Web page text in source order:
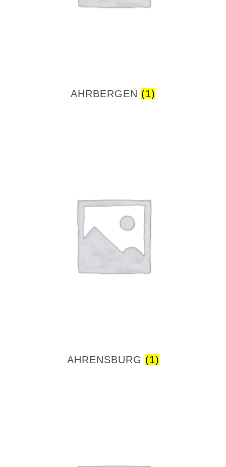
AHRBERGEN (1)
AHRENSBURG (1)